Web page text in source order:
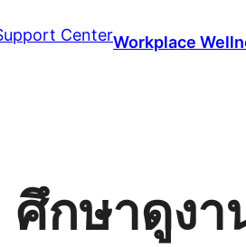
Workplace
ศึกษาดูง